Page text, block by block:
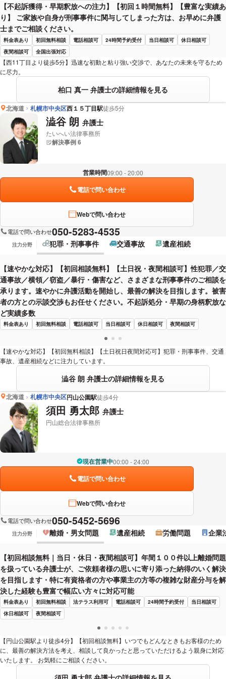
【不起訴獲得・早期釈放への注力】【初回１時間無料】【豊富な実績あ
り】 ご家族や自身が刑事事件に関与してしまった方は、お早めに弁護
士までご相談ください。
料金表あり 初回無料相談 電話相談可 24時間予約受付 当日相談可
休日相談可
夜間相談可
全国出張対応
【西11丁目より徒歩5分】迅速な初動と粘り強い交渉で、あなたの未来を守るため
に尽力。
柏口 真一 弁護士の詳細情報を見る
北海道 札幌市中央区西１５丁目駅徒歩5分
澁谷 朗 弁護士
たいへい法律事務所
解決事例 6
営業時間09:00 - 20:00
電話で問い合わせ
Webで問い合わせ
電話で問い合わせ050-5283-4535
注力分野 犯罪・刑事事件 交通事故 遺産相続
【速やかな対応】【初回相談無料】【土日祝・夜間相談可】性犯罪／交
通事故／横領／窃盗／暴行・傷害など、さまざまな刑事事件のご相談を
承ります。速やかに弁護活動を開始し、最善の解決を目指します。被害
者の方との示談交渉もお任せください。不起訴処分・早期の身柄釈放な
ど実績多数
料金表あり 初回無料相談 電話相談可 当日相談可 休日相談可 夜間相談可
【速やかな対応】【初回無料相談】【土日祝日夜間対応可】犯罪・刑事事件、交通
事故、遺産相続などに注力しています。
澁谷 朗 弁護士の詳細情報を見る
北海道 札幌市中央区円山公園駅徒歩4分
須田 勇太郎 弁護士
円山総合法律事務所
現在営業中00:00 - 24:00
電話で問い合わせ
Webで問い合わせ
電話で問い合わせ050-5452-5696
注力分野 離婚・男女問題 遺産相続 労働問題 企業
【初回相談無料｜当日・休日・夜間相談可】年間１００件以上離婚問題
を扱っている弁護士が、ご依頼者様の思いに寄り添った納得のいく解決
を目指します・特に有資格者の方や事業主の方等の複雑な財産分与を解
決した経験も豊富で幅広い方々に対応可能
料金表あり 初回無料相談 法テラス利用可 電話相談可 24時間予約受付
当日相談可
休日相談可
夜間相談可
【円山公園駅より徒歩4分】【初回相談無料】いつでもどんなときもお客様のため
に、最善の解決方法を考え、相談して良かったと思っていただけるよう親身に対応
いたします。 お気軽にご相談ください。